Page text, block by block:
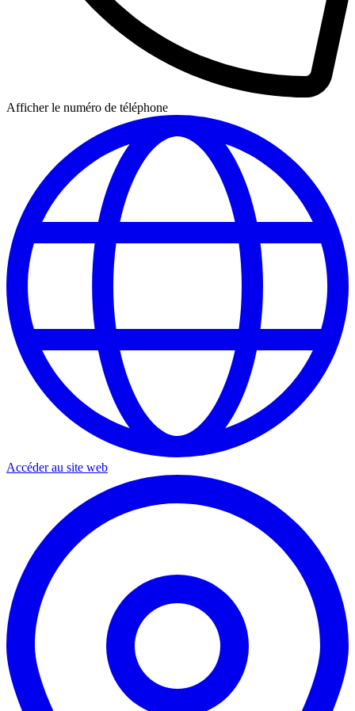
Afficher le numéro de téléphone
Accéder au site web